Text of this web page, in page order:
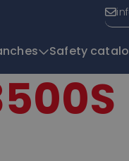
Safety